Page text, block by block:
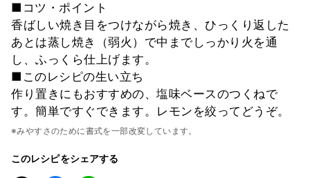
■コツ・ポイント
香ばしい焼き目をつけながら焼き、ひっくり返した
あとは蒸し焼き（弱火）で中までしっかり火を通
し、ふっくら仕上げます。
■このレシピの生い立ち
作り置きにもおすすめの、塩味ベースのつくねで
す。簡単ですぐできます。レモンを絞ってどうぞ。
※みやすさのために書式を一部改変しています。
このレシピをシェアする